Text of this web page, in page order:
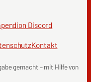
Discord
Kontakt
gemacht – mit Hilfe von